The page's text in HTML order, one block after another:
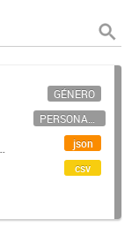
GÉNERO
PERSONAL CIENTÍFICO-TECNOLÓGICO
json
csv